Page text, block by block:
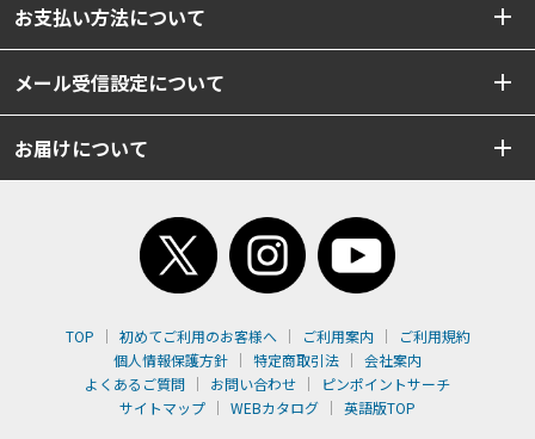
お支払い方法について
メール受信設定について
お届けについて
TOP 初めてご利用のお客様へ ご利用案内
ご利用規約
個人情報保護方針
特定商取引法
会社案内
よくあるご質問
お問い合わせ
ピンポイントサーチ
サイトマップ
WEBカタログ 英語版TOP